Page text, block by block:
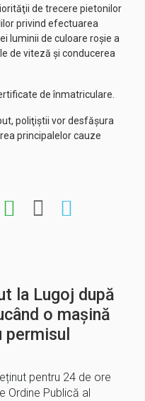
de trecere pietonilor
privind efectuarea
luminii de culoare roșie a
de viteză și conducerea
de înmatriculare.
poliţiştii vor desfăşura
principalelor cauze
la Lugoj după
o mașină
pentru 24 de ore
Ordine Publică al